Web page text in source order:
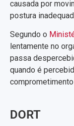
causada por
postura
Segundo o
lentamente no
passa
quando é
DORT